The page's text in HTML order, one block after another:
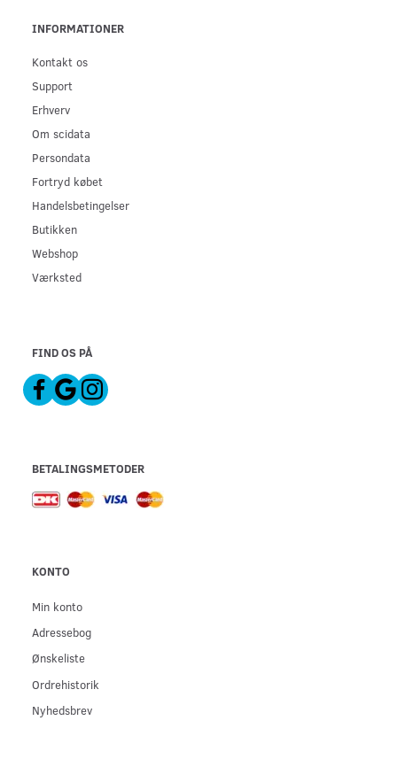
INFORMATIONER
Kontakt os
Support
Erhverv
Om scidata
Persondata
Fortryd købet
Handelsbetingelser
Butikken
Webshop
Værksted
FIND OS PÅ
BETALINGSMETODER
KONTO
Min konto
Adressebog
Ønskeliste
Ordrehistorik
Nyhedsbrev